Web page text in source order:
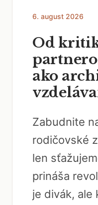
6. august 2026
Od
ako
Zabudnite
rodičovské
len
prináša
je divák, ale